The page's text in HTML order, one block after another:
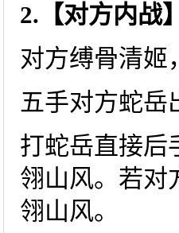
2.【对方内战】
对方缚骨清姬
五手对方蛇岳
打蛇岳直接后
翎山风。若对
翎山风。